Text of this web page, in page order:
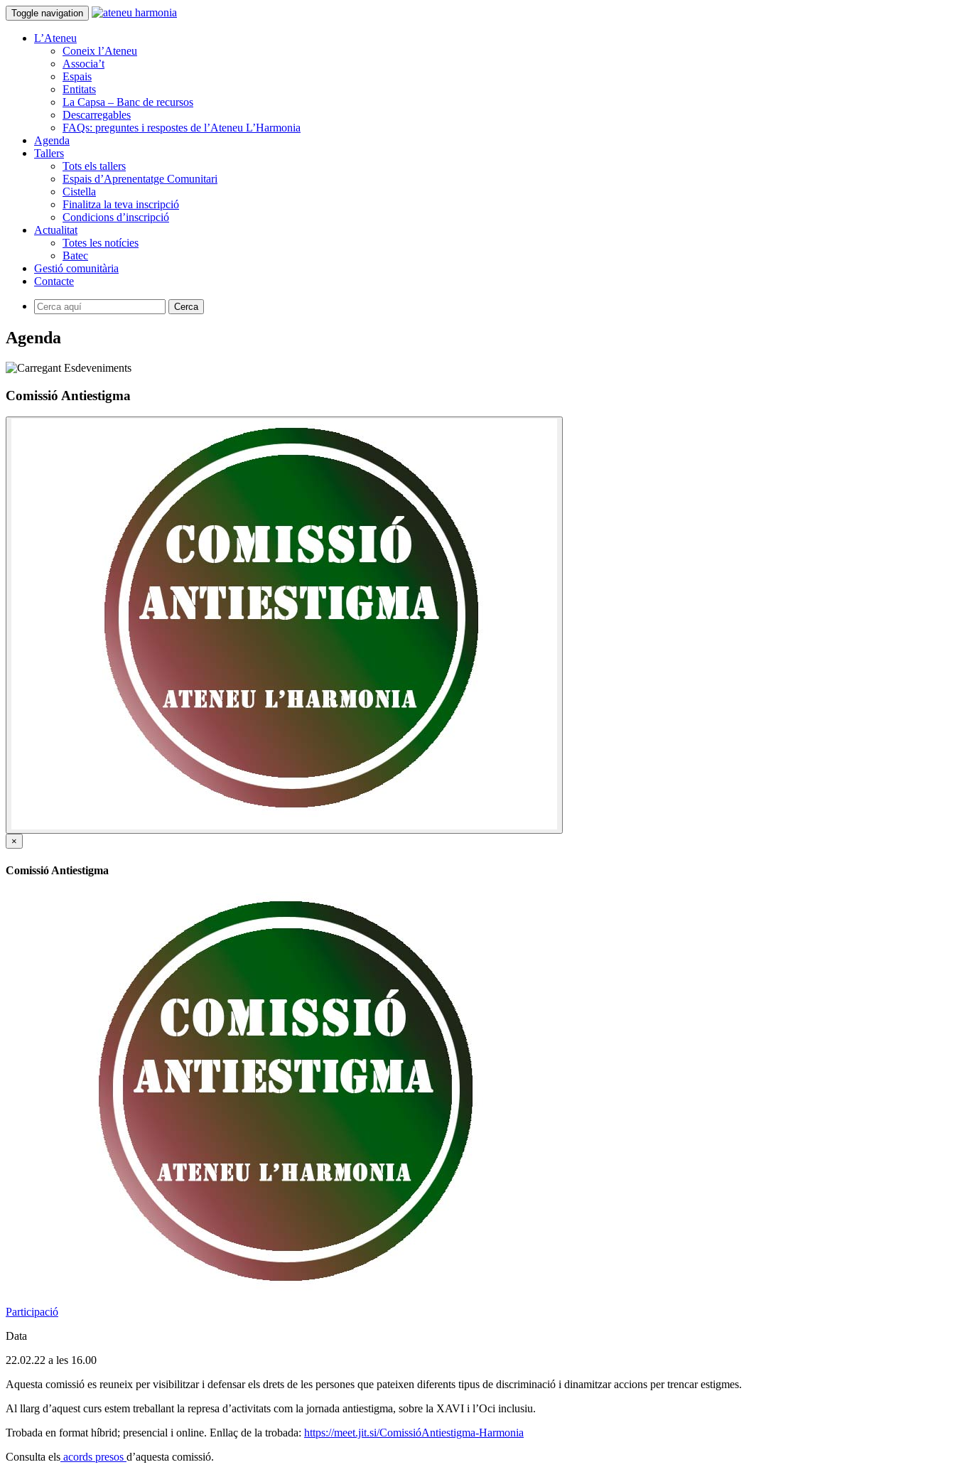
Toggle navigation
L’Ateneu
Coneix l’Ateneu
Associa’t
Espais
Entitats
La Capsa – Banc de recursos
Descarregables
FAQs: preguntes i respostes de l’Ateneu L’Harmonia
Agenda
Tallers
Tots els tallers
Espais d’Aprenentatge Comunitari
Cistella
Finalitza la teva inscripció
Condicions d’inscripció
Actualitat
Totes les notícies
Batec
Gestió comunitària
Contacte
Agenda
Comissió Antiestigma
×
Comissió Antiestigma
Participació
Data
22.02.22 a les 16.00
Aquesta comissió es reuneix per visibilitzar i defensar els drets de les persones que pateixen diferents tipus de discriminació i dinamitzar accions per trencar estigmes.
Al llarg d’aquest curs estem treballant la represa d’activitats com la jornada antiestigma, sobre la XAVI i l’Oci inclusiu.
Trobada en format híbrid; presencial i online. Enllaç de la trobada: https://meet.jit.si/ComissióAntiestigma-Harmonia
Consulta els acords presos d’aquesta comissió.